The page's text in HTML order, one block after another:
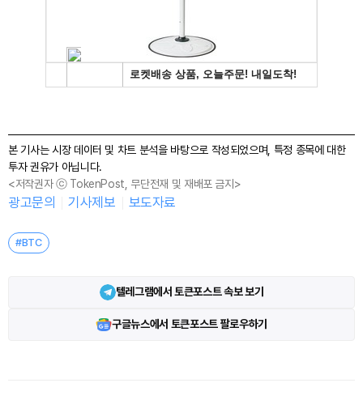
본 기사는 시장 데이터 및 차트 분석을 바탕으로 작성되었으며, 특정 종목에 대한
투자 권유가 아닙니다.
<저작권자 ⓒ TokenPost, 무단전재 및 재배포 금지>
광고문의 기사제보 보도자료
#BTC
텔레그램에서 토큰포스트 속보 보기
구글뉴스에서 토큰포스트 팔로우하기